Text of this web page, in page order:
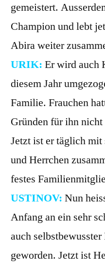
gemeistert.
Champion und lebt
Abira weiter
URIK: Er wird auch
diesem Jahr
Familie. Frauchen
Gründen für ihn
Jetzt ist er täglich mit
und Herrchen
festes
USTINOV: Nun
Anfang an ein sehr
auch
geworden. Jetzt ist